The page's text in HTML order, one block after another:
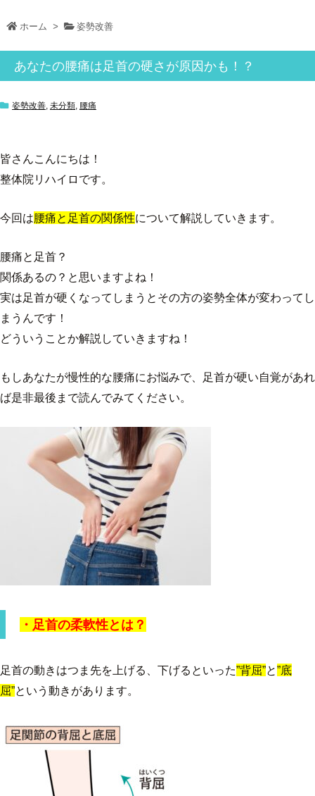
ホーム > 姿勢改善
あなたの腰痛は足首の硬さが原因かも！？
姿勢改善 未分類 腰痛
皆さんこんにちは！
整体院リハイロです。
今回は腰痛と足首の関係性について解説していきます。
腰痛と足首？
関係あるの？と思いますよね！
実は足首が硬くなってしまうとその方の姿勢全体が変わってし
まうんです！
どういうことか解説していきますね！
もしあなたが慢性的な腰痛にお悩みで、足首が硬い自覚があれ
ば是非最後まで読んでみてください。
・足首の柔軟性とは？
足首の動きはつま先を上げる、下げるといった”背屈”と”底
屈”という動きがあります。